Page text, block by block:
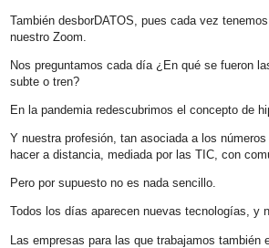
También desborDATOS, pues cada vez
nuestro Zoom.
Nos preguntamos cada día ¿En qué se fueron
subte o tren?
En la pandemia redescubrimos el concepto de
Y nuestra profesión, tan asociada a los
hacer a distancia, mediada por las TIC, con
Pero por supuesto no es nada sencillo.
Todos los días aparecen nuevas tecnologías, y
Las empresas para las que trabajamos